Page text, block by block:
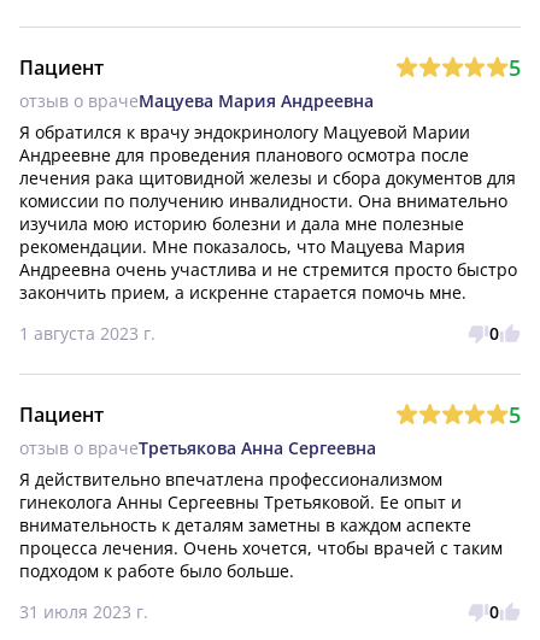
5
Пациент
отзыв о врачеМацуева Мария Андреевна
Я обратился к врачу эндокринологу Мацуевой Марии
Андреевне для проведения планового осмотра после
лечения рака щитовидной железы и сбора документов для
комиссии по получению инвалидности. Она внимательно
изучила мою историю болезни и дала мне полезные
рекомендации. Мне показалось, что Мацуева Мария
Андреевна очень участлива и не стремится просто быстро
закончить прием, а искренне старается помочь мне.
1 августа 2023 г.
0
5
Пациент
отзыв о врачеТретьякова Анна Сергеевна
Я действительно впечатлена профессионализмом
гинеколога Анны Сергеевны Третьяковой. Ее опыт и
внимательность к деталям заметны в каждом аспекте
процесса лечения. Очень хочется, чтобы врачей с таким
подходом к работе было больше.
31 июля 2023 г.
0